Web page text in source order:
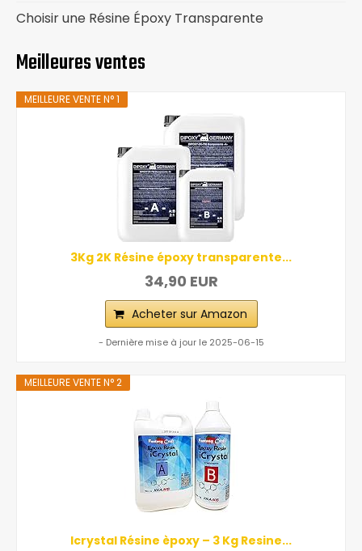
Choisir une Résine Époxy Transparente
Meilleures ventes
MEILLEURE VENTE N° 1
3Kg 2K Résine époxy transparente...
34,90 EUR
Acheter sur Amazon
- Dernière mise à jour le 2025-06-15
MEILLEURE VENTE N° 2
Icrystal Résine èpoxy – 3 Kg Resine...